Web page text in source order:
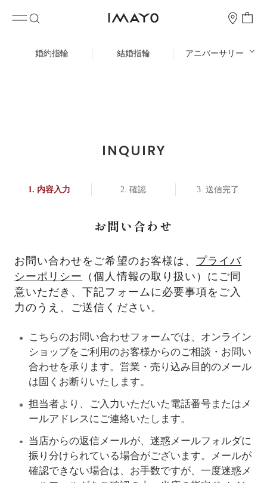
婚約指輪 結婚指輪 アニバーサリー
INQUIRY
内容入力 確認 送信完了
お問い合わせ
お問い合わせをご希望のお客様は、 プライバ
シーポリシー
（個人情報の取り扱い）にご同
意いただき、下記フォームに必要事項をご入
力のうえ、ご送信ください。
こちらのお問い合わせフォームでは、オンライン
ショップをご利用のお客様からのご相談・お問い
合わせを承ります。営業・売り込み目的のメール
は固くお断りいたします。
担当者より、ご入力いただいた電話番号またはメ
ールアドレスにご連絡いたします。
当店からの返信メールが、迷惑メールフォルダに
振り分けられている場合がございます。メールが
確認できない場合は、お手数ですが、一度迷惑メ